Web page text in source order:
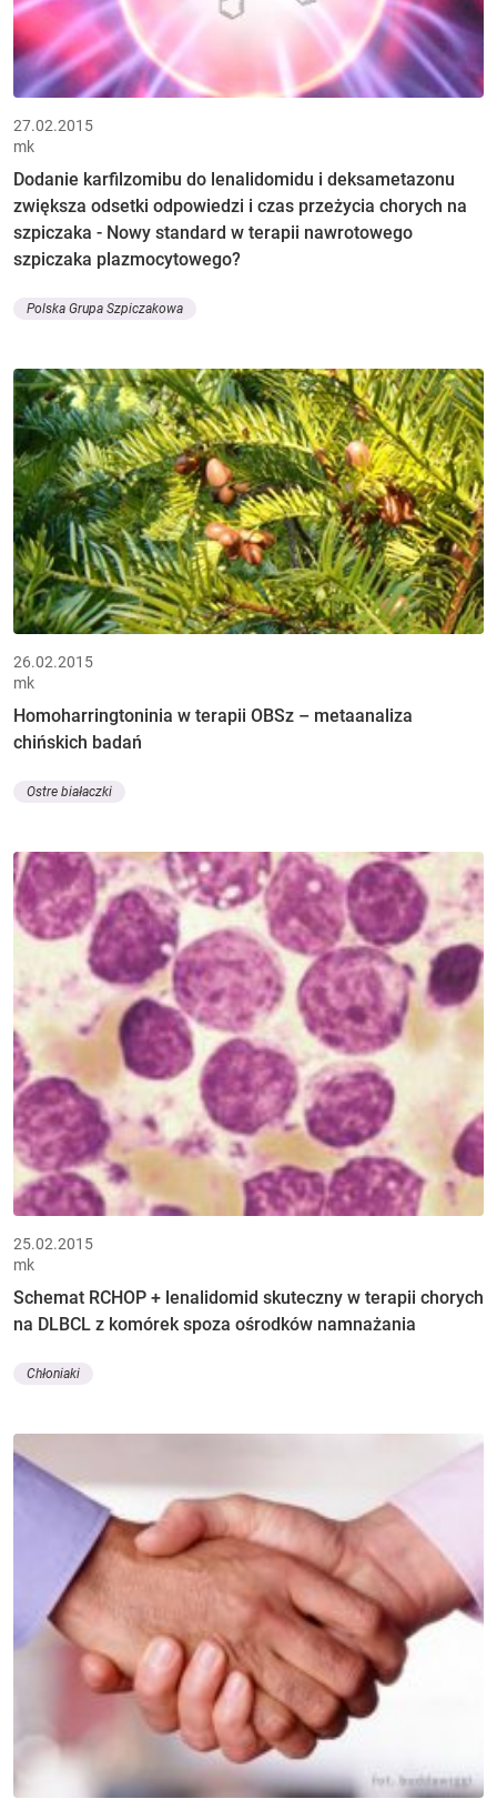
27.02.2015
mk
Dodanie karfilzomibu do lenalidomidu i deksametazonu
zwiększa odsetki odpowiedzi i czas przeżycia chorych na
szpiczaka - Nowy standard w terapii nawrotowego
szpiczaka plazmocytowego?
Polska Grupa Szpiczakowa
26.02.2015
mk
Homoharringtoninia w terapii OBSz – metaanaliza
chińskich badań
Ostre białaczki
25.02.2015
mk
Schemat RCHOP + lenalidomid skuteczny w terapii chorych
na DLBCL z komórek spoza ośrodków namnażania
Chłoniaki